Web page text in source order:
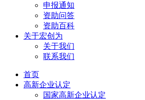
申报通知
资助问答
资助百科
关于宏创为
关于我们
联系我们
首页
高新企业认定
国家高新企业认定